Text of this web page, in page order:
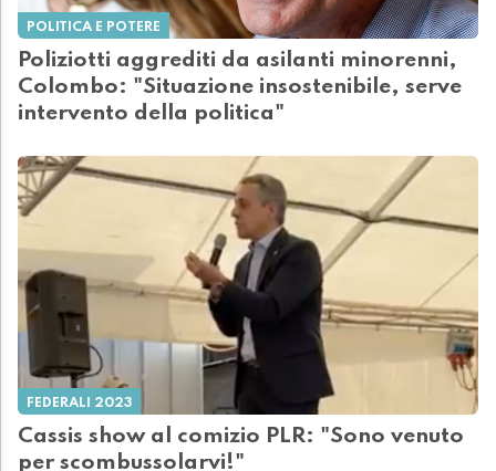
POLITICA E POTERE
Poliziotti aggrediti da asilanti minorenni,
Colombo: "Situazione insostenibile, serve
intervento della politica"
FEDERALI 2023
Cassis show al comizio PLR: "Sono venuto
per scombussolarvi!"